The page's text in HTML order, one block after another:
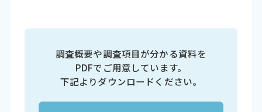
調査概要や調査項目が分かる資料を
PDFでご用意しています。
下記よりダウンロードください。